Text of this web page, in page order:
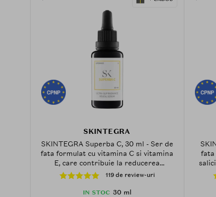
SKINTEGRA
SKINTEGRA Superba C, 30 ml - Ser de
fata formulat cu vitamina C si vitamina
E, care contribuie la reducerea
stresului oxidativ al pielii si la
metinerea tonusului uniform al pielii
119 de review-uri
IN STOC 30 ml
fata